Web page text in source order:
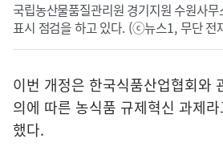
국립농산물품질관리원 경기지원 수원사
표시 점검을 하고 있다. (ⓒ뉴스1, 무단 전
이번 개정은 한국식품산업협회와
의에 따른 농식품 규제혁신 과제
했다.